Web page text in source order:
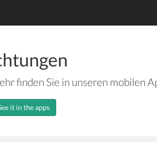
finden Sie in unseren mobilen
it in the apps